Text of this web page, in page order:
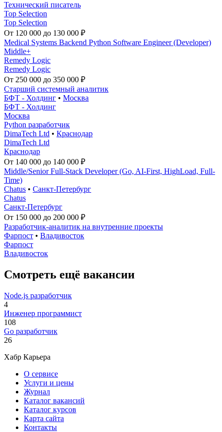
Технический писатель
Top Selection
Top Selection
От 120 000 до 130 000 ₽
Medical Systems Backend Python Software Engineer (Developer)
Middle+
Remedy Logic
Remedy Logic
От 250 000 до 350 000 ₽
Старший системный аналитик
БФТ - Холдинг • Москва
БФТ - Холдинг
Москва
Python разработчик
DimaTech Ltd • Краснодар
DimaTech Ltd
Краснодар
От 140 000 до 140 000 ₽
Middle/Senior Full-Stack Developer (Go, AI-First, HighLoad, Full-
Time)
Chatus • Санкт-Петербург
Chatus
Санкт-Петербург
От 150 000 до 200 000 ₽
Разработчик-аналитик на внутренние проекты
Фарпост • Владивосток
Фарпост
Владивосток
Смотреть ещё вакансии
Node.js разработчик
4
Инженер программист
108
Go разработчик
26
Хабр Карьера
О сервисе
Услуги и цены
Журнал
Каталог вакансий
Каталог курсов
Карта сайта
Контакты